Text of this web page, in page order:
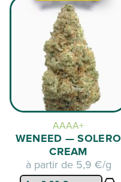
AAAA+
WENEED — SOLERO
CREAM
à partir de 5,9 €/g